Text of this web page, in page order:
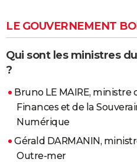
LE GOUVERNEMENT
Qui sont les ministres
?
Bruno LE MAIRE, ministre
Finances et de la
Numérique
Gérald DARMANIN,
Outre-mer